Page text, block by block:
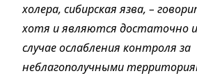
холера, сибирская язва, –
хотя и являются достаточно
случае ослабления контроля за
неблагополучными